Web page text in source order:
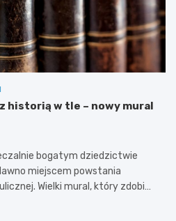
historią w tle – nowy mural
bogatym dziedzictwie
miejscem powstania
Wielki mural, który zdobi…